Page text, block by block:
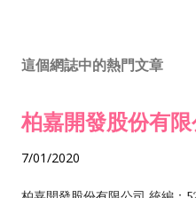
這個網誌中的熱門文章
柏嘉開發股份有限
7/01/2020